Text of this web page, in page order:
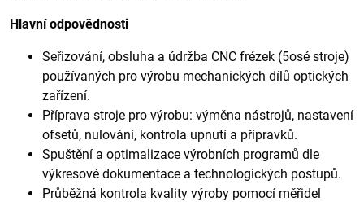
Hlavní odpovědnosti
Seřizování, obsluha a údržba CNC frézek (5osé stroje)
používaných pro výrobu mechanických dílů optických
zařízení.
Příprava stroje pro výrobu: výměna nástrojů, nastavení
ofsetů, nulování, kontrola upnutí a přípravků.
Spuštění a optimalizace výrobních programů dle
výkresové dokumentace a technologických postupů.
Průběžná kontrola kvality výroby pomocí měřidel